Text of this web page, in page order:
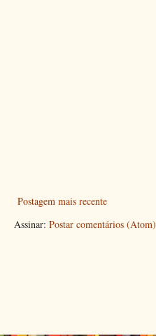
Postagem mais recente
Assinar: Postar comentários (Atom)